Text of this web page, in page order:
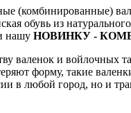
(комбинированные)
обувь из
нашу НОВИНКУ -
валенок и войлочных
форму, такие
в любой город, но и